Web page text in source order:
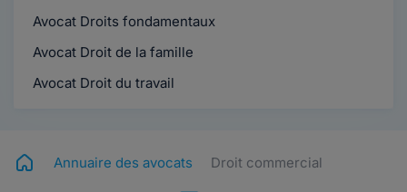
Avocat Droits fondamentaux
Avocat Droit de la famille
Avocat Droit du travail
Annuaire des avocats Droit commercial